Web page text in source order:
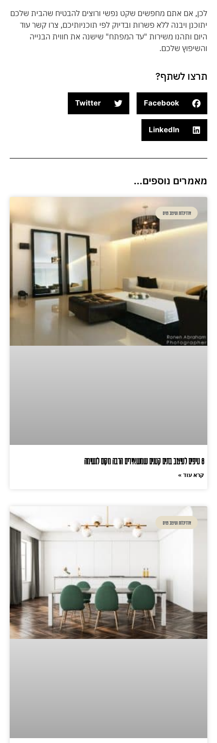
לכן, אם אתם מחפשים שקט נפשי ורוצים להבטיח שהבית שלכם
יתוכנן ויבנה ללא פשרות ובדיוק לפי תוכניותיכם, צרו קשר עוד
היום ותהנו משירות "עד המפתח" שישנה את חווית הבנייה
והשיפוץ שלכם.
תרצו לשתף?
Facebook
Twitter
LinkedIn
מאמרים נוספים...
אדריכלות ועיצוב פנים
8 טיפים לעיצוב בתים קטנים שמשאירים הרבה מקום לנשימה
קרא עוד »
אדריכלות ועיצוב פנים